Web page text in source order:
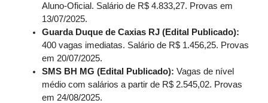
Aluno-Oficial. Salário de R$ 4.833,27. Provas em
13/07/2025.
Guarda Duque de Caxias RJ (Edital Publicado):
400 vagas imediatas. Salário de R$ 1.456,25. Provas
em 20/07/2025.
SMS BH MG (Edital Publicado): Vagas de nível
médio com salários a partir de R$ 2.545,02. Provas
em 24/08/2025.